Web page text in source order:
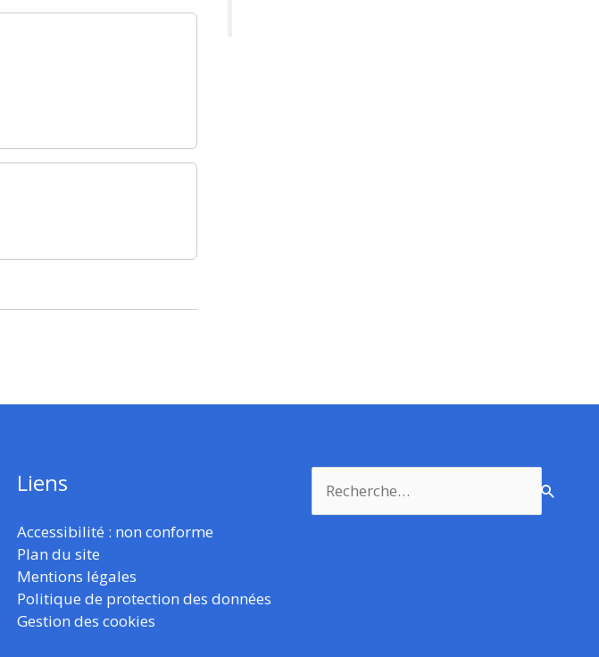
Liens
Accessibilité : non conforme
Plan du site
Mentions légales
Politique de protection des données
Gestion des cookies